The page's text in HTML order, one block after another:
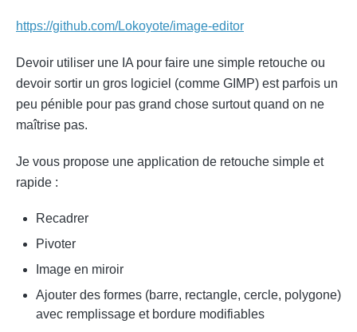
https://github.com/Lokoyote/image-editor
Devoir utiliser une IA pour faire une simple retouche ou
devoir sortir un gros logiciel (comme GIMP) est parfois un
peu pénible pour pas grand chose surtout quand on ne
maîtrise pas.
Je vous propose une application de retouche simple et
rapide :
Recadrer
Pivoter
Image en miroir
Ajouter des formes (barre, rectangle, cercle, polygone)
avec remplissage et bordure modifiables